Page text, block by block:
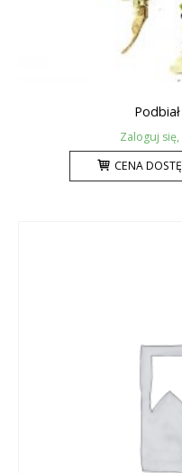
Zaloguj
CENA